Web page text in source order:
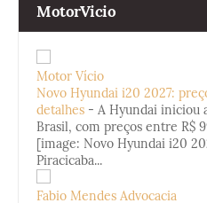
MotorVicio
Motor Vício
Novo Hyundai i20 2027:
detalhes - A Hyundai iniciou
Brasil, com preços entre R$
[image: Novo Hyundai i20
Piracicaba...
Fabio Mendes Advocacia